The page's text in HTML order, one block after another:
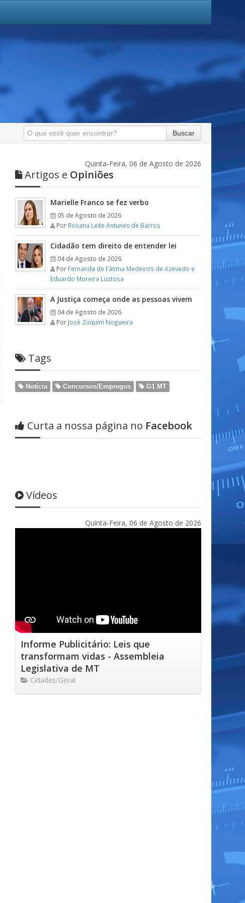
Buscar
Quinta-Feira, 06 de Agosto de 2026
Artigos e Opiniões
Marielle Franco se fez verbo
05 de Agosto de 2026
Por Rosana Leite Antunes de Barros
Cidadão tem direito de entender lei
04 de Agosto de 2026
Por Fernanda de Fátima Medeiros de Azevedo e
Eduardo Moreira Lustosa
A Justiça começa onde as pessoas vivem
04 de Agosto de 2026
Por José Zuquim Nogueira
Tags
Notícia Concursos/Empregos G1 MT
Curta a nossa página no Facebook
Vídeos
Quinta-Feira, 06 de Agosto de 2026
Informe Publicitário: Leis que
transformam vidas - Assembleia
Legislativa de MT
Cidades/Geral